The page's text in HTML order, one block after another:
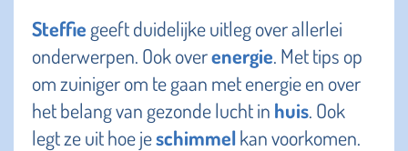
Steffie geeft duidelijke uitleg over allerlei
onderwerpen. Ook overenergie. Met tips op
om zuiniger om te gaan met energie en over
het belang van gezonde lucht in huis. Ook
legt ze uit hoe jeschimmelkan voorkomen.